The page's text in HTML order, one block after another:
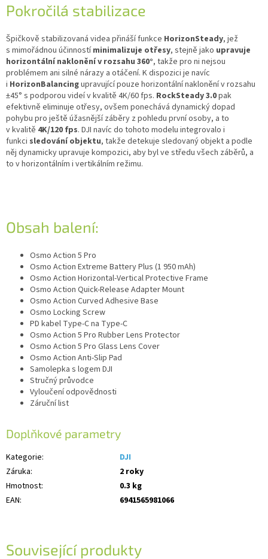
Související produkty
Pokročilá stabilizace
Špičkově stabilizovaná videa přináší funkce HorizonSteady, jež
s mimořádnou účinností minimalizuje otřesy, stejně jako upravuje
horizontální naklonění v rozsahu 360°, takže pro ni nejsou
problémem ani silné nárazy a otáčení. K dispozici je navíc
i HorizonBalancingupravující pouze horizontální naklonění v rozsahu
±45° s podporou videí v kvalitě 4K/60 fps. RockSteady 3.0pak
efektivně eliminuje otřesy, ovšem ponechává dynamický dopad
pohybu pro ještě úžasnější záběry z pohledu první osoby, a to
v kvalitě 4K/120 fps. DJI navíc do tohoto modelu integrovalo i
funkci sledování objektu, takže detekuje sledovaný objekt a podle
něj dynamicky upravuje kompozici, aby byl ve středu všech záběrů, a
to v horizontálním i vertikálním režimu.
Obsah balení:
Osmo Action 5 Pro
Osmo Action Extreme Battery Plus (1 950 mAh)
Osmo Action Horizontal-Vertical Protective Frame
Osmo Action Quick-Release Adapter Mount
Osmo Action Curved Adhesive Base
Osmo Locking Screw
PD kabel Type-C na Type-C
Osmo Action 5 Pro Rubber Lens Protector
Osmo Action 5 Pro Glass Lens Cover
Osmo Action Anti-Slip Pad
Samolepka s logem DJI
Stručný průvodce
Vyloučení odpovědnosti
Záruční list
Doplňkové parametry
Kategorie:
DJI
Záruka:
2 roky
Hmotnost:
0.3 kg
EAN: 6941565981066